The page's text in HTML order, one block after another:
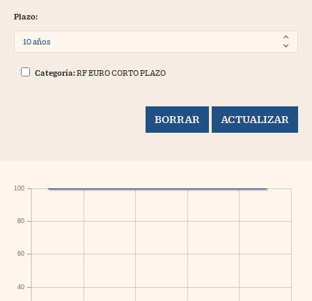
Plazo:
Categoría:RF EURO CORTO PLAZO
40
60
80
100